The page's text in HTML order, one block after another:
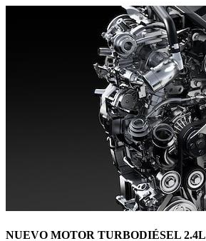
NUEVO MOTOR TURBODIÉSEL 2.4L